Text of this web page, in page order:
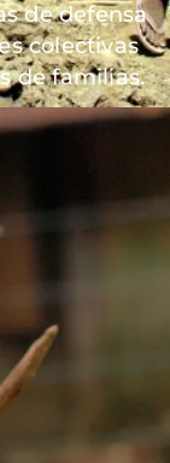
de defensa
colectivas
de familias.